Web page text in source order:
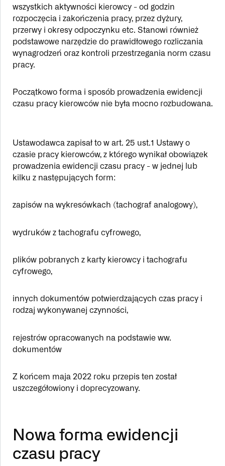
wszystkich aktywności kierowcy - od godzin
rozpoczęcia i zakończenia pracy, przez dyżury,
przerwy i okresy odpoczynku etc. Stanowi również
podstawowe narzędzie do prawidłowego rozliczania
wynagrodzeń oraz kontroli przestrzegania norm czasu
pracy.
Początkowo forma i sposób prowadzenia ewidencji
czasu pracy kierowców nie była mocno rozbudowana.
Ustawodawca zapisał to w art. 25 ust.1 Ustawy o
czasie pracy kierowców, z którego wynikał obowiązek
prowadzenia ewidencji czasu pracy - w jednej lub
kilku z następujących form:
zapisów na wykresówkach (tachograf analogowy),
wydruków z tachografu cyfrowego,
plików pobranych z karty kierowcy i tachografu
cyfrowego,
innych dokumentów potwierdzających czas pracy i
rodzaj wykonywanej czynności,
rejestrów opracowanych na podstawie ww.
dokumentów
Z końcem maja 2022 roku przepis ten został
uszczegółowiony i doprecyzowany.
Nowa forma ewidencji
czasu pracy